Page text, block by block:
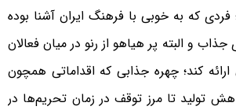
که به خوبی با فرهنگ ایران آشنا بوده
و البته پر هیاهو از رنو در میان فعالان
کند؛ چهره جذابی که اقداماتی همچون
تولید تا مرز توقف در زمان تحریم‌ها در